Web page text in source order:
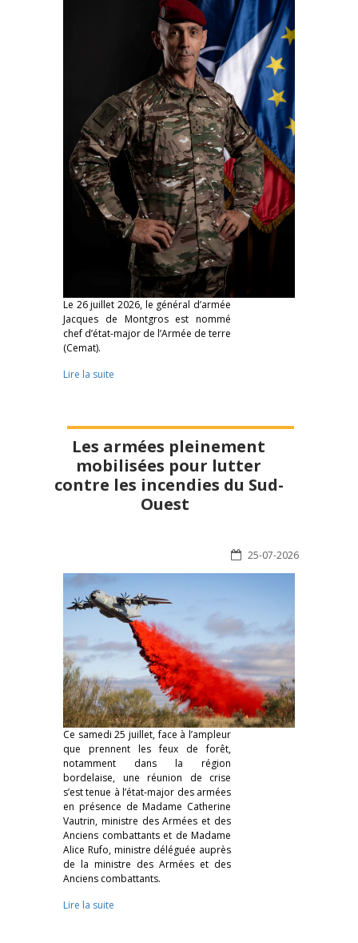
Le 26 juillet 2026, le général d’armée
Jacques de Montgros est nommé
chef d’état-major de l’Armée de terre
(Cemat).
Lire la suite
Les armées pleinement
mobilisées pour lutter
contre les incendies du Sud-
Ouest
25-07-2026
Ce samedi 25 juillet, face à l’ampleur
que prennent les feux de forêt,
notamment dans la région
bordelaise, une réunion de crise
s’est tenue à l’état-major des armées
en présence de Madame Catherine
Vautrin, ministre des Armées et des
Anciens combattants et de Madame
Alice Rufo, ministre déléguée auprès
de la ministre des Armées et des
Anciens combattants.
Lire la suite